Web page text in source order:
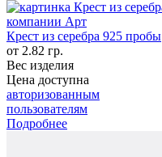
Крест из серебра 925 пробы
от 2.82 гр.
Вес изделия
Цена доступна
авторизованным
пользователям
Подробнее